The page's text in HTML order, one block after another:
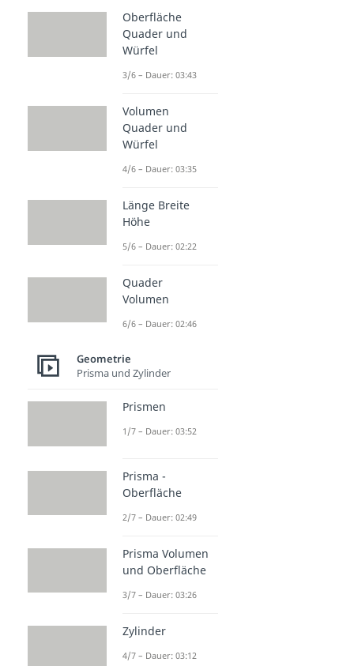
Oberfläche
Quader und
Würfel
3/6 – Dauer: 03:43
Volumen
Quader und
Würfel
4/6 – Dauer: 03:35
Länge Breite
Höhe
5/6 – Dauer: 02:22
Quader
Volumen
6/6 – Dauer: 02:46
Geometrie
Prisma und Zylinder
Prismen
1/7 – Dauer: 03:52
Prisma -
Oberfläche
2/7 – Dauer: 02:49
Prisma Volumen
und Oberfläche
3/7 – Dauer: 03:26
Zylinder
4/7 – Dauer: 03:12